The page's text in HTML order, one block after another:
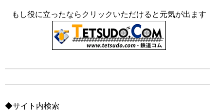
もし役に立ったならクリックいただけると元気が出ます
◆サイト内検索